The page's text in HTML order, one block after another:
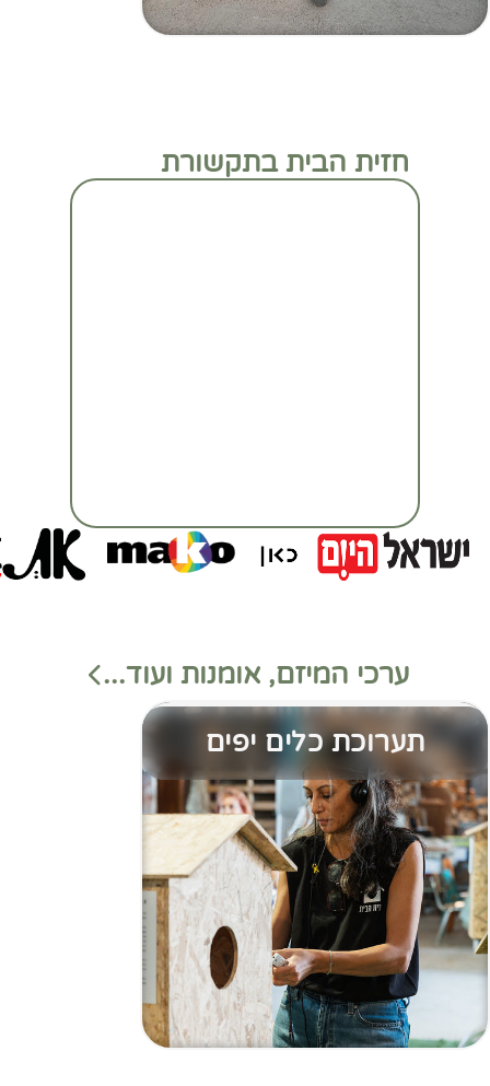
חזית הבית בתקשורת
מעבר לכתבה המלאה
ערכי המיזם, אומנות ועוד...
תערוכת כלים יפים